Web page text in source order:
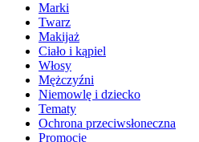
Marki
Twarz
Makijaż
Ciało i kąpiel
Włosy
Mężczyźni
Niemowlę i dziecko
Tematy
Ochrona przeciwsłoneczna
Promocje